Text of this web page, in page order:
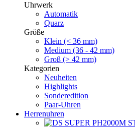
Uhrwerk
Automatik
Quarz
Größe
Klein (< 36 mm)
Medium (36 - 42 mm)
Groß (> 42 mm)
Kategorien
Neuheiten
Highlights
Sonderedition
Paar-Uhren
Herrenuhren